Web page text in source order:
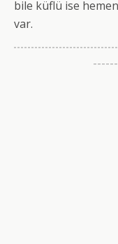
bile küflü ise
var.